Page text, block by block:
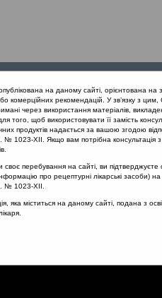
заходи
органів дихання
на даному сайті, орієнтована
комерційних рекомендацій. У зв’язку з
через використання матеріалів,
того, щоб використовувати її замість
продуктів надається за вашою згодою
1023-XII. Якщо вам потрібна консультація з
перебування на сайті, ви підтверджуєте
про рецептурні лікарські засоби)
№ 1023-XII.
яка міститься на даному сайті, подана з